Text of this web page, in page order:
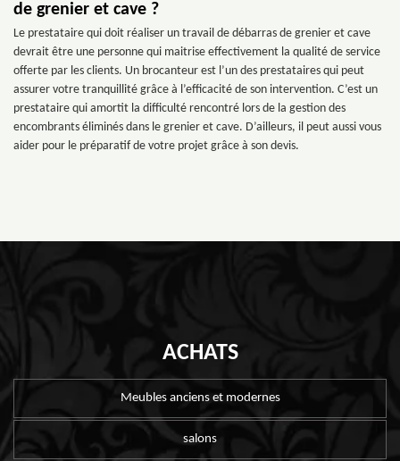
de grenier et cave ?
Le prestataire qui doit réaliser un travail de débarras de grenier et cave
devrait être une personne qui maitrise effectivement la qualité de service
offerte par les clients. Un brocanteur est l’un des prestataires qui peut
assurer votre tranquillité grâce à l’efficacité de son intervention. C’est un
prestataire qui amortit la difficulté rencontré lors de la gestion des
encombrants éliminés dans le grenier et cave. D’ailleurs, il peut aussi vous
aider pour le préparatif de votre projet grâce à son devis.
ACHATS
Meubles anciens et modernes
salons